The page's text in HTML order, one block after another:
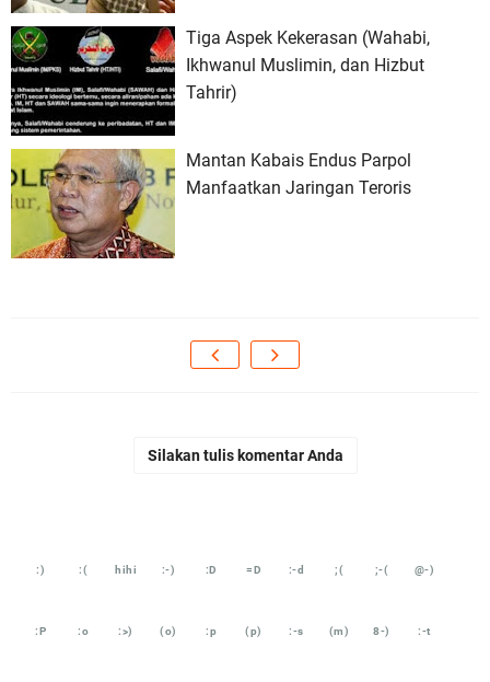
Tiga Aspek Kekerasan (Wahabi,
Ikhwanul Muslimin, dan Hizbut
Tahrir)
Mantan Kabais Endus Parpol
Manfaatkan Jaringan Teroris
Silakan tulis komentar Anda
:) :( hihi :-) :D =D :-d ;( ;-( @-)
:P :o :>) (o) :p (p) :-s (m) 8-) :-t